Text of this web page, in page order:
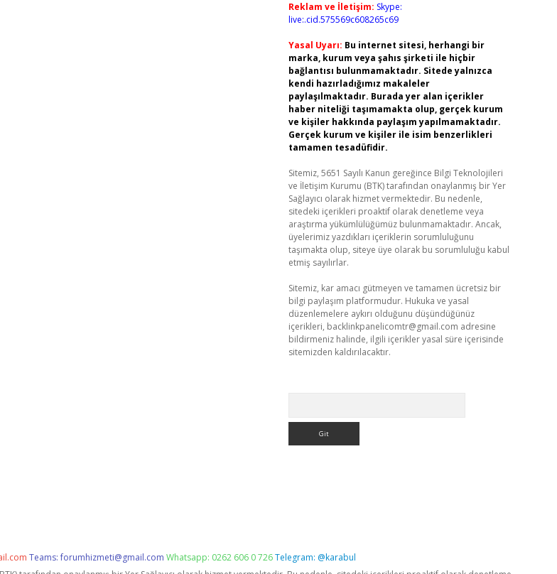
Reklam ve İletişim: Skype:
live:.cid.575569c608265c69
Yasal Uyarı: Bu internet sitesi, herhangi bir
marka, kurum veya şahıs şirketi ile hiçbir
bağlantısı bulunmamaktadır. Sitede yalnızca
kendi hazırladığımız makaleler
paylaşılmaktadır. Burada yer alan içerikler
haber niteliği taşımamakta olup, gerçek kurum
ve kişiler hakkında paylaşım yapılmamaktadır.
Gerçek kurum ve kişiler ile isim benzerlikleri
tamamen tesadüfidir.
Sitemiz, 5651 Sayılı Kanun gereğince Bilgi Teknolojileri
ve İletişim Kurumu (BTK) tarafından onaylanmış bir Yer
Sağlayıcı olarak hizmet vermektedir. Bu nedenle,
sitedeki içerikleri proaktif olarak denetleme veya
araştırma yükümlülüğümüz bulunmamaktadır. Ancak,
üyelerimiz yazdıkları içeriklerin sorumluluğunu
taşımakta olup, siteye üye olarak bu sorumluluğu kabul
etmiş sayılırlar.
Sitemiz, kar amacı gütmeyen ve tamamen ücretsiz bir
bilgi paylaşım platformudur. Hukuka ve yasal
düzenlemelere aykırı olduğunu düşündüğünüz
içerikleri, backlinkpanelicomtr@gmail.com adresine
bildirmeniz halinde, ilgili içerikler yasal süre içerisinde
sitemizden kaldırılacaktır.
Teams:forumhizmeti@gmail.com Whatsapp: 0262 606 0 726Telegram: @karabul